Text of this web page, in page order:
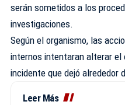
serán sometidos a los
investigaciones.
Según el organismo, las
internos intentaran alterar el
incidente que dejó alrededor
Leer Más